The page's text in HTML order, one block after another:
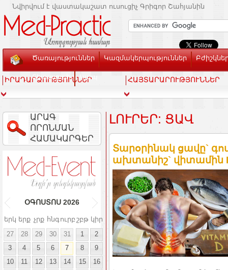
Նվիրվում է վաստակաշատ ուսուցիչ Գրիգոր Շահյանին
Ծառայություններ Կազմակերպություններ
Տեսասրահ Կապ
ԻՐԱԴԱՐՁՈՒԹՅՈՒՆՆԵՐ ՀԱՅՏԱՐԱՐՈՒԹՅՈՒՆՆԵՐ
ԱՐԱԳ
ՈՐՈՆՄԱՆ
ՀԱՄԱԿԱՐԳԵՐ
ՕԳՈՍՏՈՍ 2026
երկ երք չրք հնգուրբ շբթ կիր
27
28 29 30 31 1
2
3
4 5 6 7 8
9
10
11 12 13 14 15
16
ԼՈՒՐԵՐ: ՑԱՎ
Տարօրինակ ցավը`
ախտանիշ` վիտամին